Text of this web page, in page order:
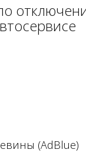
(AdBlue)